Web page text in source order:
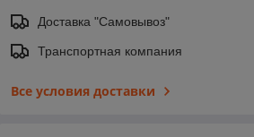
Доставка "Самовывоз"
Транспортная компания
Все условия доставки